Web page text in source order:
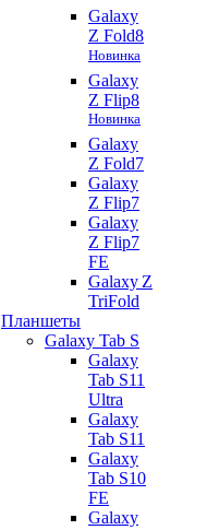
Galaxy
Z Fold8
Новинка
Galaxy
Z Flip8
Новинка
Galaxy
Z Fold7
Galaxy
Z Flip7
Galaxy
Z Flip7
FE
Galaxy Z
TriFold
Планшеты
Galaxy Tab S
Galaxy
Tab S11
Ultra
Galaxy
Tab S11
Galaxy
Tab S10
FE
Galaxy